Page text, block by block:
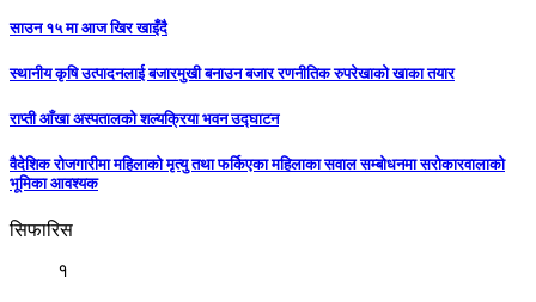
साउन १५ मा आज खिर खाइँदै
स्थानीय कृषि उत्पादनलाई बजारमुखी बनाउन बजार रणनीतिक रुपरेखाको खाका तयार
राप्ती आँखा अस्पतालको शल्यक्रिया भवन उद्घाटन
वैदेशिक रोजगारीमा महिलाको मृत्यु तथा फर्किएका महिलाका सवाल सम्बोधनमा सरोकारवालाको
भूमिका आवश्यक
सिफारिस
१